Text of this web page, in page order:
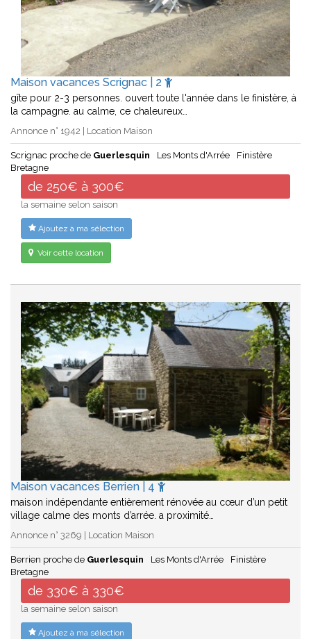
Maison vacances Scrignac | 2
gîte pour 2-3 personnes. ouvert toute l'année dans le finistère, à
la campagne. au calme, ce chaleureux…
Annonce n° 1942 | Location Maison
Scrignac proche de Guerlesquin Les Monts d'Arrée
Finistère
Bretagne
de 250€ à 300€
la semaine selon saison
Ajoutez à ma sélection
Voir cette location
Maison vacances Berrien | 4
maison indépendante entièrement rénovée au cœur d’un petit
village calme des monts d’arrée. a proximité…
Annonce n° 3269 | Location Maison
Berrien proche de Guerlesquin Les Monts d'Arrée
Finistère
Bretagne
de 330€ à 330€
la semaine selon saison
Ajoutez à ma sélection